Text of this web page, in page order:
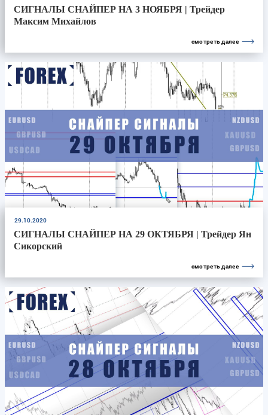
СИГНАЛЫ СНАЙПЕР НА 3 НОЯБРЯ | Трейдер
Максим Михайлов
смотреть далее
29.10.2020
СИГНАЛЫ СНАЙПЕР НА 29 ОКТЯБРЯ | Трейдер Ян
Сикорский
смотреть далее